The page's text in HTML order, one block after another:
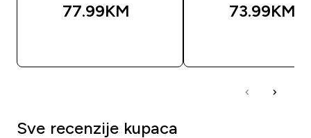
77.99KM‎ 73.99KM‎
Sve recenzije kupaca